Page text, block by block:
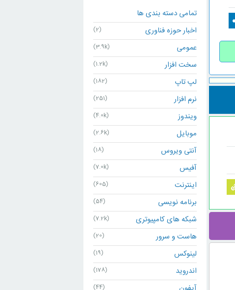
تمامی دسته بندی ها
اخبار حوزه فناوری
(2)
عمومی (3.9k)
سخت افزار (1.2k)
لپ تاپ (182)
نرم افزار (251)
ویندوز (4.0k)
موبایل (2.6k)
آنتی ویروس (18)
آفیس (7.0k)
اینترنت (605)
برنامه نویسی (54)
شبکه های کامپیوتری (7.2k)
هاست و سرور (20)
لینوکس (19)
اندروید (178)
(44)